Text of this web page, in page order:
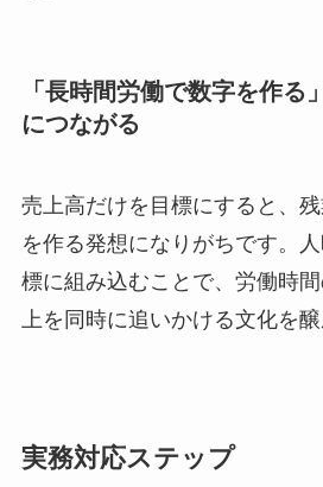
「長時間労働で数字を作る
につながる
売上高だけを目標にすると、
を作る発想になりがちです。
標に組み込むことで、労働時
上を同時に追いかける文化を醸
実務対応ステップ